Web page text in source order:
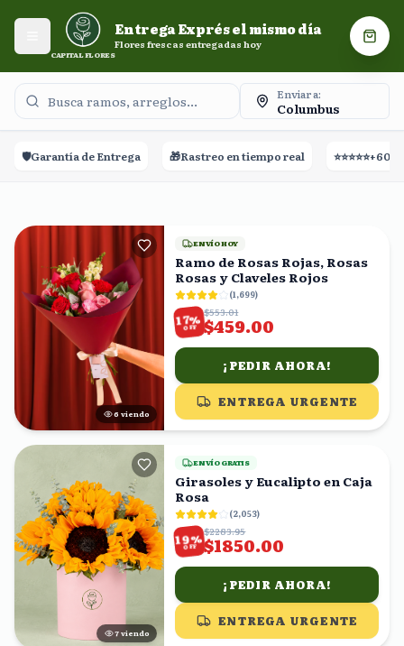
Entrega Exprés el mismo día. Flores frescas entregadas
Abrir menú
CAPITAL FLORES
Entrega Exprés el mismo día
Flores frescas entregadas hoy
Enviar a:
Columbus
Entrega 🎁Rastreo en tiempo real ⭐⭐⭐⭐⭐+60,000 Reseñas
7 viendo
ENVÍO HOY
Ramo de Rosas Rojas, Rosas
Rosas y Claveles Rojos
(1,699)
17%
OFF
$553.01
$459.00
¡PEDIR AHORA!
ENTREGA URGENTE
7 viendo
ENVÍO GRATIS
Girasoles y Eucalipto en Caja
Rosa
(2,053)
19%
OFF
$2283.95
$1850.00
¡PEDIR AHORA!
ENTREGA URGENTE